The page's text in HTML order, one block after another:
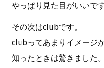
やっぱり見た目がいいで
その次はclubです。
clubってあまりイメージ
知ったときは驚きました。